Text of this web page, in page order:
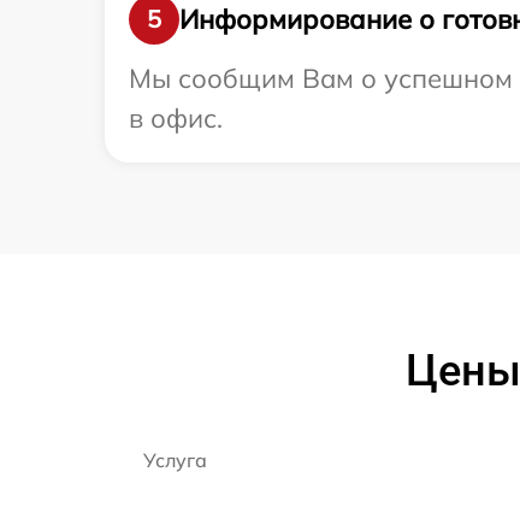
5
Информирование о
Мы сообщим Вам о успешном
в офис.
Цены
Услуга